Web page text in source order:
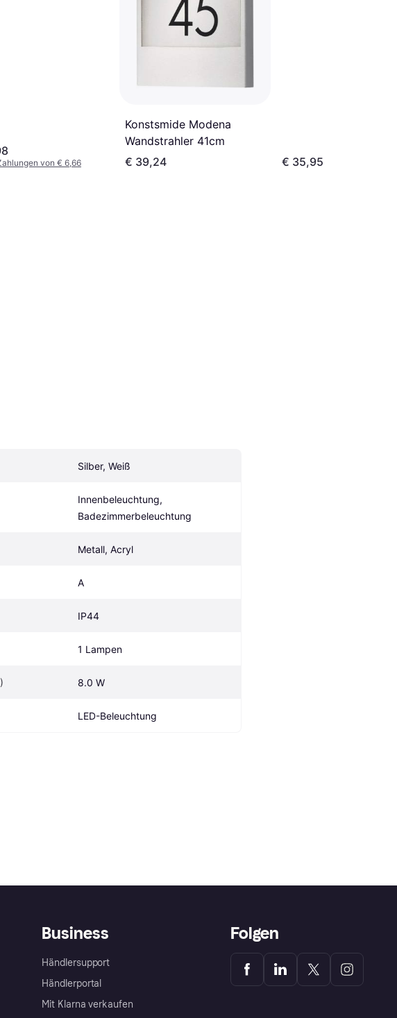
von € 6,66
Konstsmide Modena
Wandstrahler 41cm
€ 39,24
€ 35,95
Silber, Weiß
Innenbeleuchtung,
Badezimmerbeleuchtung
Metall, Acryl
A
IP44
1 Lampen
8.0 W
LED-Beleuchtung
Business
Händlersupport
Händlerportal
Mit Klarna verkaufen
Folgen